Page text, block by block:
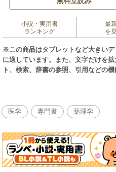
小説・実用書
ランキング
最
を
※この商品はタブレットなど大きい
に適しています。また、文字だけを
ト、検索、辞書の参照、引用などの機
薬局において、患者が持参した血液
学管理への生かし方に関して、苦手
ません。本書では、（1）処方から病
理を考える――という4つのステップ
るノウハウを、総合診療医である岸
岸田氏は、2020年9月号から23年7
医学 専門書 薬理学